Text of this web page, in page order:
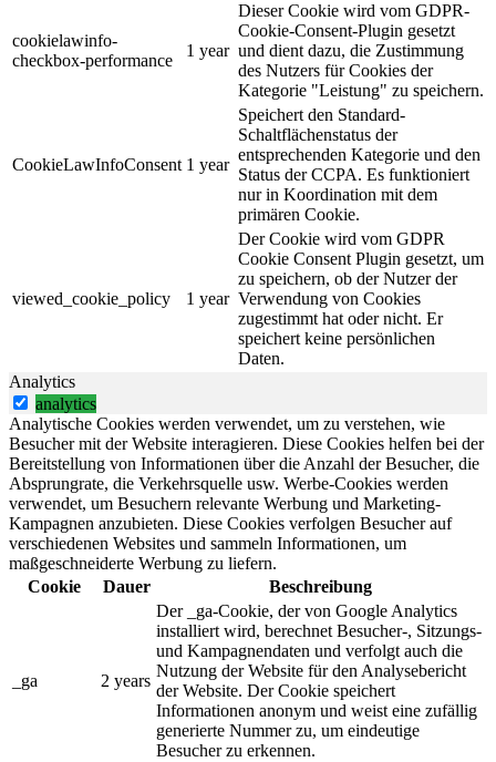
cookielawinfo-
checkbox-performance
1 year
Dieser Cookie wird vom GDPR-
Cookie-Consent-Plugin gesetzt
und dient dazu, die Zustimmung
des Nutzers für Cookies der
Kategorie "Leistung" zu speichern.
CookieLawInfoConsent 1 year
Speichert den Standard-
Schaltflächenstatus der
entsprechenden Kategorie und den
Status der CCPA. Es funktioniert
nur in Koordination mit dem
primären Cookie.
viewed_cookie_policy 1 year
Der Cookie wird vom GDPR
Cookie Consent Plugin gesetzt, um
zu speichern, ob der Nutzer der
Verwendung von Cookies
zugestimmt hat oder nicht. Er
speichert keine persönlichen
Daten.
Analytics
analytics
Analytische Cookies werden verwendet, um zu verstehen, wie
Besucher mit der Website interagieren. Diese Cookies helfen bei der
Bereitstellung von Informationen über die Anzahl der Besucher, die
Absprungrate, die Verkehrsquelle usw. Werbe-Cookies werden
verwendet, um Besuchern relevante Werbung und Marketing-
Kampagnen anzubieten. Diese Cookies verfolgen Besucher auf
verschiedenen Websites und sammeln Informationen, um
maßgeschneiderte Werbung zu liefern.
Cookie
Dauer Beschreibung
_ga 2 years
Der _ga-Cookie, der von Google Analytics
installiert wird, berechnet Besucher-, Sitzungs-
und Kampagnendaten und verfolgt auch die
Nutzung der Website für den Analysebericht
der Website. Der Cookie speichert
Informationen anonym und weist eine zufällig
generierte Nummer zu, um eindeutige
Besucher zu erkennen.